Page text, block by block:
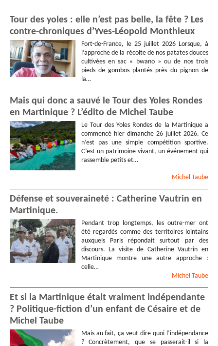
Tour des yoles : elle n’est pas belle, la fête ? Les
contre-chroniques d’Yves-Léopold Monthieux
Fort-de-France, le 25 juillet 2026 Lorsque, à
l’approche de la récolte de nos patates douces
cultivées en sac « bwano » ou de nos trois
pieds de gombos plantés près du pignon de
la…
Mais qui donc a sauvé le Tour des Yoles Rondes
en Martinique ? L’édito de Michel Taube
Le Tour des Yoles Rondes de la Martinique a
commencé hier dimanche 26 juillet 2026. Ce
n’est pas une simple compétition sportive.
C’est un patrimoine vivant, un événement qui
rassemble petits et…
Michel Taube
Défense et souveraineté : Catherine Vautrin en
Martinique.
Pendant trop longtemps, les outre-mer ont
été regardés comme des territoires lointains
auxquels Paris répondait surtout par des
discours. La visite de Catherine Vautrin en
Martinique montre une autre approche :
celle…
Michel Taube
Et si la Martinique était vraiment indépendante
? Politique-fiction d’un enfant de Césaire et de
Michel Taube
Mais au fait, ça veut dire quoi l’indépendance
? Concrètement, que se passerait-il si la